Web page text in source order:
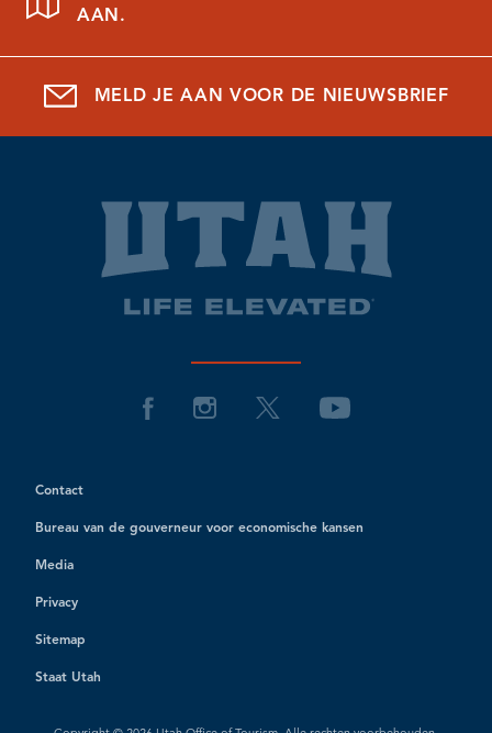
AAN.
MELD JE AAN VOOR DE NIEUWSBRIEF
Contact
Bureau van de gouverneur voor economische kansen
Media
Privacy
Sitemap
Staat Utah